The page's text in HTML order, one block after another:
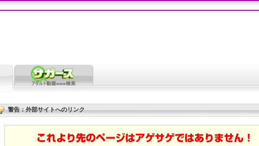
警告：外部サイトへのリンク